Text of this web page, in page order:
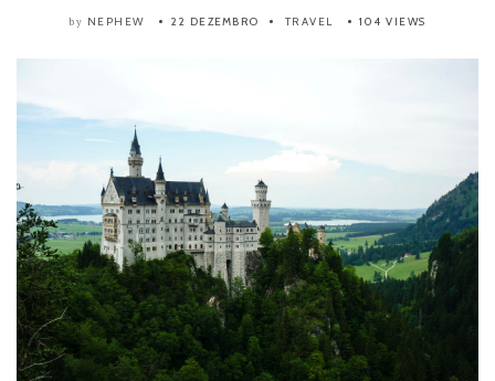
by NEPHEW 22 DEZEMBRO TRAVEL 104 VIEWS